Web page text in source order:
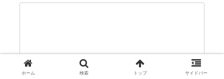
ホーム 検索 トップ サイドバー